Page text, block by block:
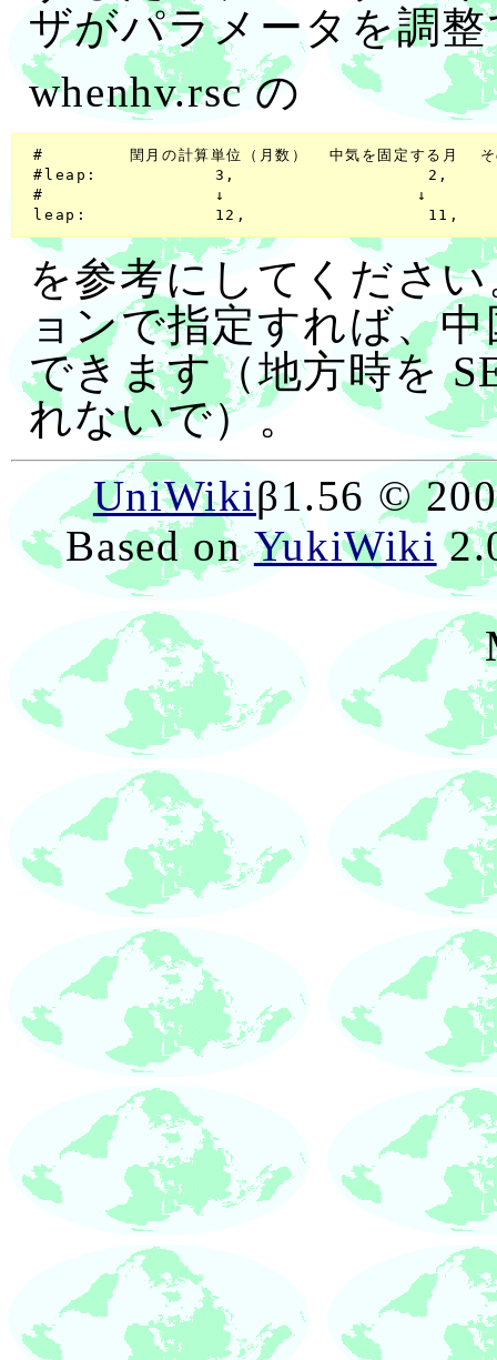
ザがパラメータを調
whenhv.rsc の
#        閏月の計算単位（月数）  中気を固定する月  そ
#leap:           3,                  2,
#                ↓                  ↓
を参考にしてくださ
ョンで指定すれば、
できます（地方時を
れないで）。
UniWiki
β1.56
Based onYukiWiki